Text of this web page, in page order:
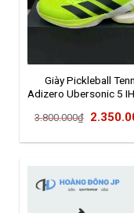
Giày Pickleball
Adizero Ubersonic 5
3.800.000₫ Giá